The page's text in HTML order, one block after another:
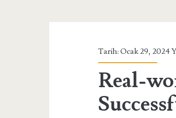
YazılarTarih: Ocak 29, 2024
Real-